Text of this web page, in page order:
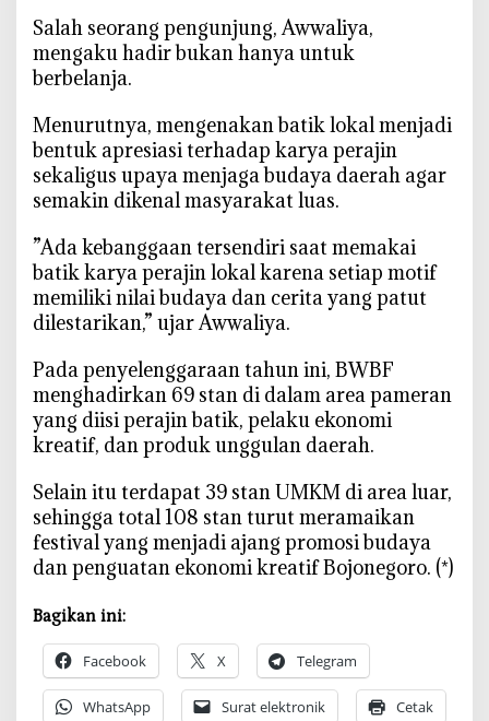
n
j
i
A
l
u
-
a
l
u
B
o
j
o
e
g
o
r
‎Salah seorang pengunjung, Awwaliya,
mengaku hadir bukan hanya untuk
berbelanja.
‎Menurutnya, mengenakan batik lokal menjadi
bentuk apresiasi terhadap karya perajin
sekaligus upaya menjaga budaya daerah agar
semakin dikenal masyarakat luas.
‎‎”Ada kebanggaan tersendiri saat memakai
batik karya perajin lokal karena setiap motif
memiliki nilai budaya dan cerita yang patut
dilestarikan,” ujar Awwaliya.
‎Pada penyelenggaraan tahun ini, BWBF
menghadirkan 69 stan di dalam area pameran
yang diisi perajin batik, pelaku ekonomi
kreatif, dan produk unggulan daerah.
‎Selain itu terdapat 39 stan UMKM di area luar,
sehingga total 108 stan turut meramaikan
festival yang menjadi ajang promosi budaya
dan penguatan ekonomi kreatif Bojonegoro. (*)
Bagikan ini:
Facebook X Telegram
WhatsApp Surat elektronik Cetak